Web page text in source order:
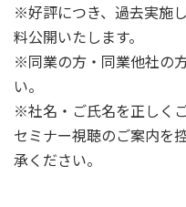
※好評につき、過去実施
料公開いたします。
※同業の方・同業他社の
い。
※社名・ご氏名を正しく
セミナー視聴のご案内を
承ください。